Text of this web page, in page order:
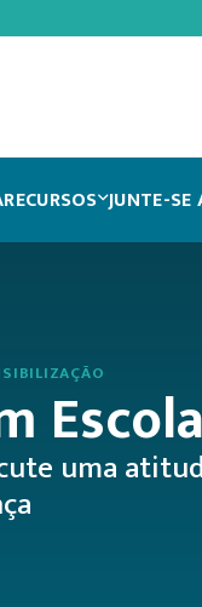
RECURSOS JUNTE-SE
uma